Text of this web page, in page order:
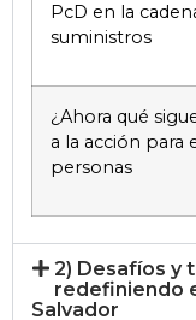
PcD en la
suministros
¿Ahora qué
a la acción para
personas
2) Desafíos y
redefiniendo
Salvador